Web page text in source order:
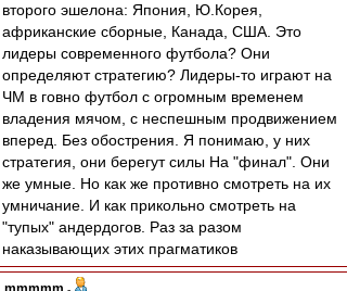
второго эшелона: Япония, Ю.Корея,
африканские сборные, Канада, США. Это
лидеры современного футбола? Они
определяют стратегию? Лидеры-то играют на
ЧМ в говно футбол с огромным временем
владения мячом, с неспешным продвижением
вперед. Без обострения. Я понимаю, у них
стратегия, они берегут силы На "финал". Они
же умные. Но как же противно смотреть на их
умничание. И как прикольно смотреть на
"тупых" андердогов. Раз за разом
наказывающих этих прагматиков